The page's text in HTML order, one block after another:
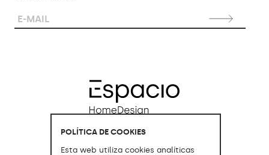
POLÍTICA DE COOKIES
Esta web utiliza cookies analíticas